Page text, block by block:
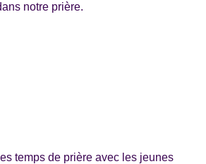
notre prière.
temps de prière avec les jeunes